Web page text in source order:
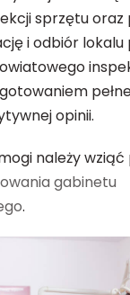
sprzętu oraz
i odbiór lokalu
opinii.
należy wziąć
gabinetu
.